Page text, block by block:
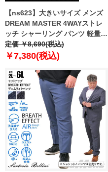
【ns623】大きいサイズ メンズ
DREAM MASTER 4WAYストレ
ッチ シャーリング パンツ 軽量
ウォッシャブル 消臭抗菌
azs2535-sps
定価 ￥8,690(税込)
￥7,380(税込)